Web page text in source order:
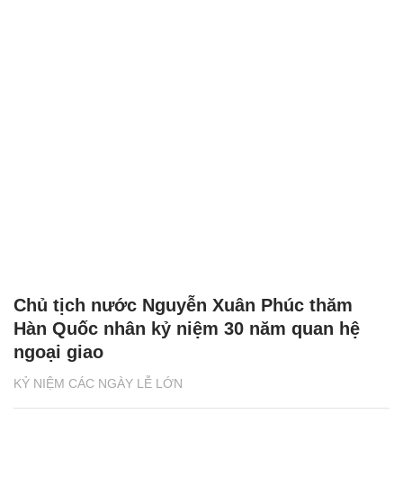
KỶ NIỆM CÁC NGÀY LỄ LỚN
Chủ tịch nước Nguyễn Xuân Phúc thăm
Hàn Quốc nhân kỷ niệm 30 năm quan hệ
ngoại giao